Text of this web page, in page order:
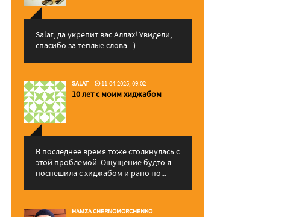
Salat, да укрепит вас Аллаx! Увидели,
спасибо за теплые слова :-)...
SALAT 11.04.2025, 09:02
10 лет с моим хиджабом
В последнее время тоже столкнулась с
этой проблемой. Ощущение будто я
поспешила с хиджабом и рано по...
HAMZA CHERNOMORCHENKO